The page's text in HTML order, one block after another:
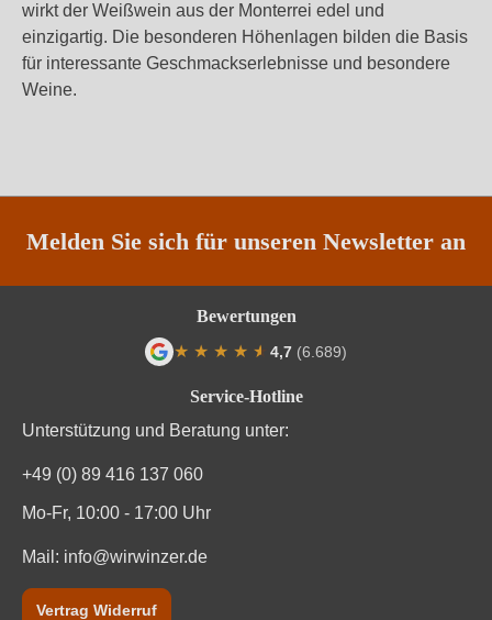
wirkt der Weißwein aus der Monterrei edel und
einzigartig. Die besonderen Höhenlagen bilden die Basis
für interessante Geschmackserlebnisse und besondere
Weine.
Melden Sie sich für unseren Newsletter an
Service-Hotline
Unterstützung und Beratung unter:
+49 (0) 89 416 137 060
Mo-Fr, 10:00 - 17:00 Uhr
Mail: info@wirwinzer.de
Vertrag Widerruf
Bewertungen
★ ★ ★ ★ ★
★ 4,7 (6.689)